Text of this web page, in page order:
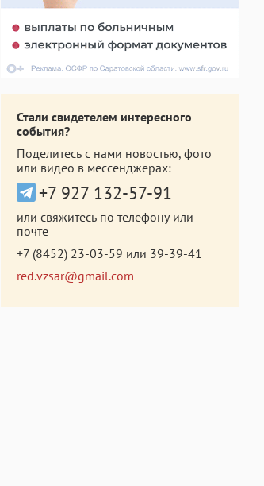
Стали свидетелем интересного
события?
Поделитесь с нами новостью, фото
или видео в мессенджерах:
+7 927 132-57-91
или свяжитесь по телефону или
почте
+7 (8452) 23-03-59 или 39-39-41
red.vzsar@gmail.com